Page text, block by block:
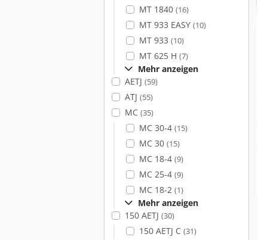
MT 1840 (16)
MT 933 EASY (10)
MT 933 (10)
MT 625 H (7)
Mehr anzeigen
AETJ (59)
ATJ (55)
MC (35)
MC 30-4 (15)
MC 30 (15)
MC 18-4 (9)
MC 25-4 (9)
MC 18-2 (1)
Mehr anzeigen
150 AETJ (30)
150 AETJ C (31)